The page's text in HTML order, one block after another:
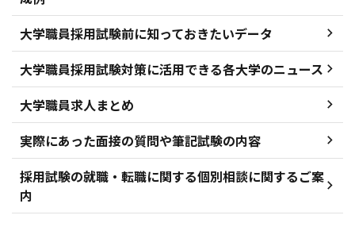
大学職員採用試験前に知っておきたいデータ
大学職員採用試験対策に活用できる各大学のニュース
大学職員求人まとめ
実際にあった面接の質問や筆記試験の内容
採用試験の就職・転職に関する個別相談に関するご案
内